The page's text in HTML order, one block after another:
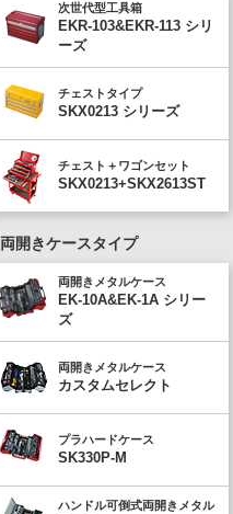
次世代型工具箱
EKR-103&EKR-113 シリ
ーズ
チェストタイプ
SKX0213 シリーズ
チェスト＋ワゴンセット
SKX0213+SKX2613ST
両開きケースタイプ
両開きメタルケース
EK-10A&EK-1A シリー
ズ
両開きメタルケース
カスタムセレクト
プラハードケース
SK330P-M
ハンドル可倒式両開きメタル